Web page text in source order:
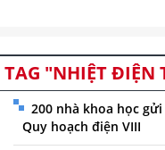
TAG "NHIỆT ĐIỆN
200 nhà khoa học
Quy hoạch điện VIII